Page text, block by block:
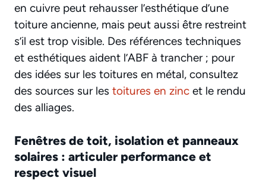
en cuivre peut rehausser l’esthétique d’une
toiture ancienne, mais peut aussi être restreint
s’il est trop visible. Des références techniques
et esthétiques aident l’ABF à trancher ; pour
des idées sur les toitures en métal, consultez
des sources sur les toitures en zinc et le rendu
des alliages.
Fenêtres de toit, isolation et panneaux
solaires : articuler performance et
respect visuel